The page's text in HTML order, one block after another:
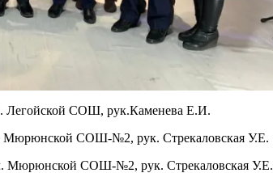
Легойской СОШ, рук.Каменева Е.И.
Мюрюнской СОШ-№2, рук. Стрекаловская У.Е.
Мюрюнской СОШ-№2, рук. Стрекаловская У.Е.